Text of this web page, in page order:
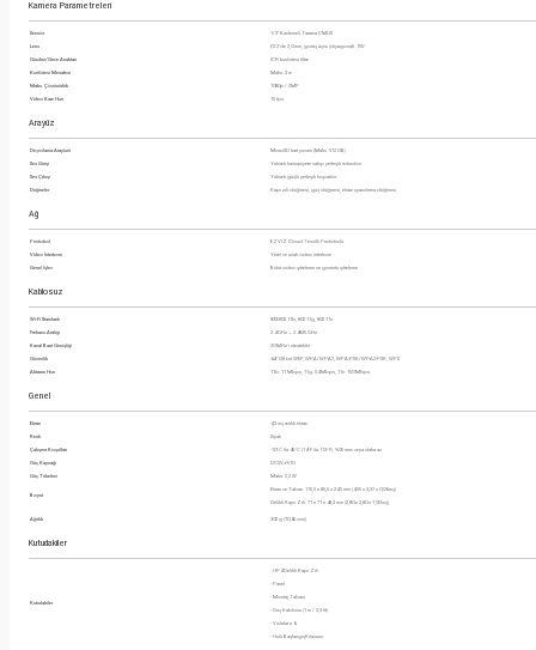
Kamera Parametreleri
Sensör 1/3" Kademeli Tarama CMOS
Lens F2.2’de 2,0 mm, görüş açısı (diyagonal): 155°
Gündüz/Gece Anahtarı ICR kızılötesi filtre
Kızılötesi Mesafesi Maks. 3 m
Maks. Çözünürlük 1080p / 2MP
Video Kare Hızı 15 fps
Arayüz
Depolama Arayüzü MicroSD kart yuvası (Maks. 512 GB)
Ses Girişi Yüksek hassasiyete sahip yerleşik mikrofon
Ses Çıkışı Yüksek güçlü yerleşik hoparlör
Düğmeler Kapı zili düğmesi, güç düğmesi, ekran uyandırma düğmesi
Ağ
Protokol EZVIZ Cloud Tescilli Protokolü
Video İnterkom Yerel ve uzak video interkom
Genel İşlev Bulut video şifreleme ve görüntü şifreleme
Kablosuz
Wi-Fi Standardı IEEE802.11b, 802.11g, 802.11n
Frekans Aralığı 2.4 GHz ~ 2.4835 GHz
Kanal Bant Genişliği 20 MHz'i destekler
Güvenlik 64/128 bit WEP, WPA/WPA2, WPA-PSK/WPA2-PSK, WPS
Aktarım Hızı 11b: 11 Mbps, 11g: 54 Mbps, 11n: 150 Mbps
Genel
Ekran 4,3 inç renkli ekran
Renk Siyah
Çalışma Koşulları -10°C ila 45°C (14°F ila 113°F), %95 nem veya daha az
Güç Kaynağı DC5V±%10
Güç Tüketimi Maks. 2,2 W
Boyut
Ekran ve Taban: 115,5 x 85,5 x 24,5 mm (4,55 x 3,37 x 0,96 inç)
Delikli Kapı Zili: 71 x 71 x 48,3 mm (2,80 x 2,80 x 1,90 inç)
Ağırlık 302 g (10,65 ons)
Kutudakiler
Kutudakiler
- HP4 Delikli Kapı Zili
- Panel
- Montaj Tabanı
- Güç Kablosu (1 m / 3,3 fit)
- Vidalar x 6
- Hızlı Başlangıç​Kılavuzu